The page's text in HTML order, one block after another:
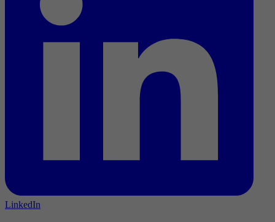
LinkedIn